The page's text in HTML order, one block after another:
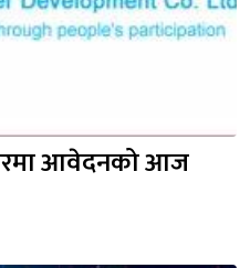
आवेदनको आज